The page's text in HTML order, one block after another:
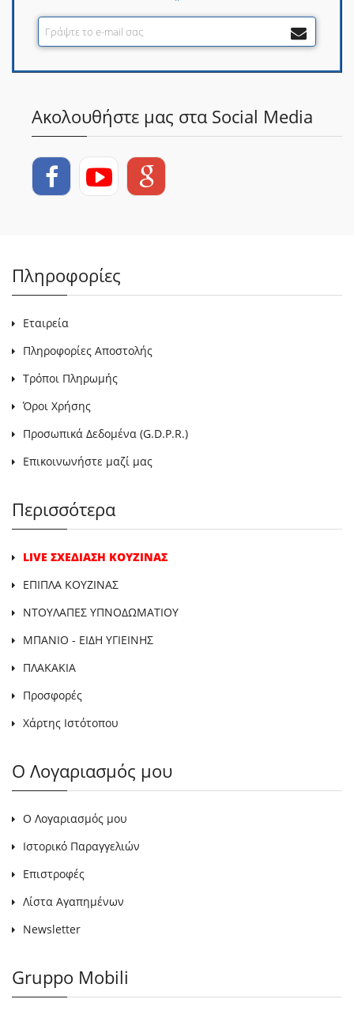
Ακολουθήστε μας στα Social Media
Πληροφορίες
Εταιρεία
Πληροφορίες Αποστολής
Τρόποι Πληρωμής
Όροι Χρήσης
Προσωπικά Δεδομένα (G.D.P.R.)
Επικοινωνήστε μαζί μας
Περισσότερα
LIVE ΣΧΕΔΙΑΣΗ ΚΟΥΖΙΝΑΣ
ΕΠΙΠΛΑ ΚΟΥΖΙΝΑΣ
ΝΤΟΥΛΑΠΕΣ ΥΠΝΟΔΩΜΑΤΙΟΥ
ΜΠΑΝΙΟ - ΕΙΔΗ ΥΓΙΕΙΝΗΣ
ΠΛΑΚΑΚΙΑ
Προσφορές
Χάρτης Ιστότοπου
Ο Λογαριασμός μου
Ο Λογαριασμός μου
Ιστορικό Παραγγελιών
Επιστροφές
Λίστα Αγαπημένων
Newsletter
Gruppo Mobili